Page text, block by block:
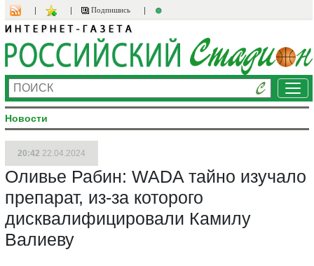
Подпишись
Новости
20:42 22.04.2024
Оливье Рабин: WADA тайно изучало
препарат, из-за которого
дисквалифицировали Камилу
Валиеву